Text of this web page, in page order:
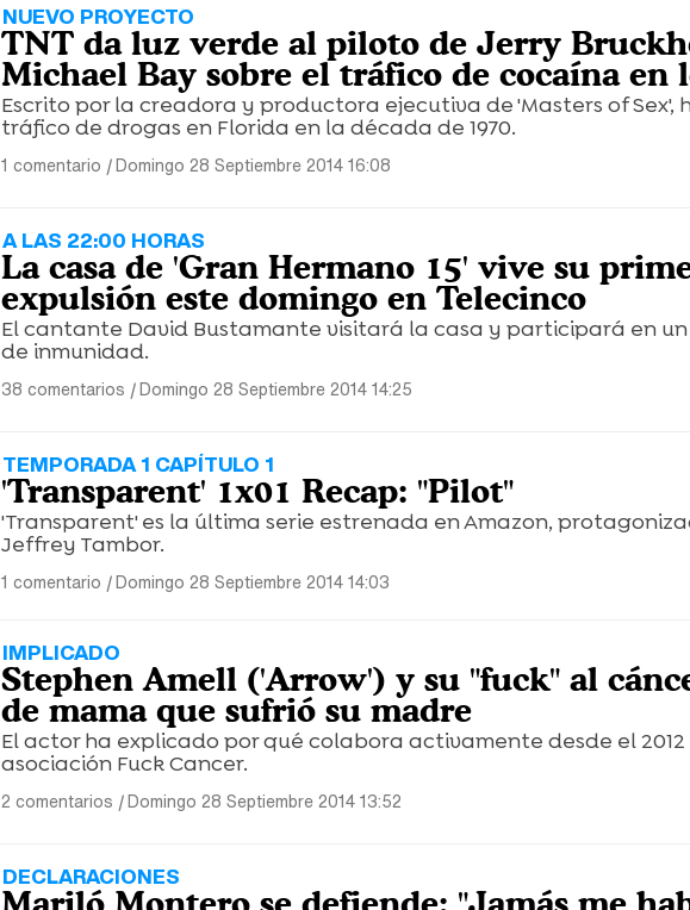
NUEVO PROYECTO
TNT da luz verde al piloto de Jerry
Michael Bay sobre el tráfico de cocaína en
Escrito por la creadora y productora ejecutiva de 'Masters of Sex',
tráfico de drogas en Florida en la década de 1970.
1 comentario |Domingo 28 Septiembre 2014 16:08
A LAS 22:00 HORAS
La casa de 'Gran Hermano 15' vive su
expulsión este domingo en Telecinco
El cantante David Bustamante visitará la casa y participará en
de inmunidad.
38 comentarios |Domingo 28 Septiembre 2014 14:25
TEMPORADA 1 CAPÍTULO 1
'Transparent' 1x01 Recap: "Pilot"
'Transparent' es la última serie estrenada en Amazon,
Jeffrey Tambor.
1 comentario |Domingo 28 Septiembre 2014 14:03
IMPLICADO
Stephen Amell ('Arrow') y su "fuck" al
de mama que sufrió su madre
El actor ha explicado por qué colabora activamente desde el 2012
asociación Fuck Cancer.
2 comentarios |Domingo 28 Septiembre 2014 13:52
DECLARACIONES